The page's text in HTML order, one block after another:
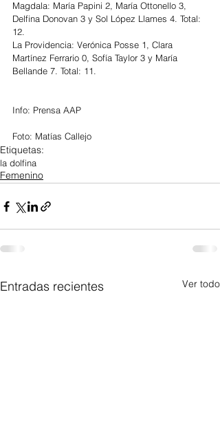
Magdala: María Papini 2, María Ottonello 3,
Delfina Donovan 3 y Sol López Llames 4. Total:
12.
La Providencia: Verónica Posse 1, Clara
Martínez Ferrario 0, Sofía Taylor 3 y María
Bellande 7. Total: 11.
Info: Prensa AAP
Foto: Matías Callejo
Etiquetas:
la dolfina
Femenino
Entradas recientes Ver todo